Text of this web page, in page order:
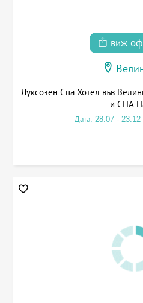
виж
Луксозен Спа Хотел във
и СПА
Дата: 28.07 - 23.12